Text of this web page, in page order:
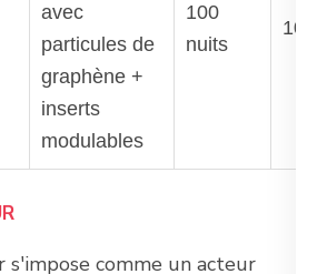
avec
particules de
graphène +
inserts
modulables
100
nuits
10
s'impose comme un acteur